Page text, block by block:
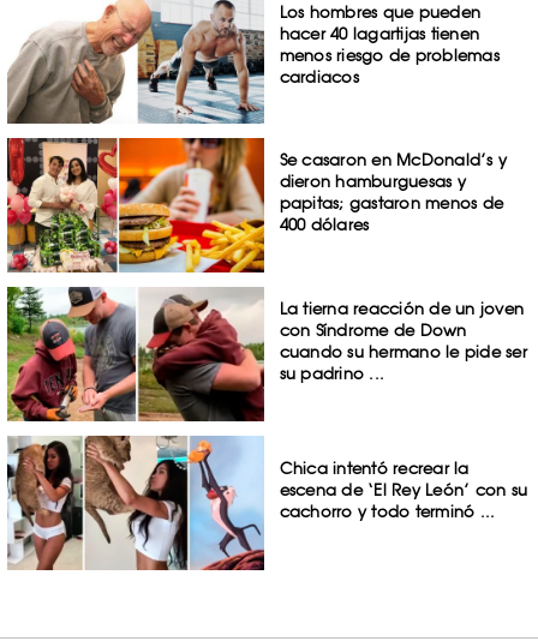
Los hombres que pueden
hacer 40 lagartijas tienen
menos riesgo de problemas
cardiacos
Se casaron en McDonald’s y
dieron hamburguesas y
papitas; gastaron menos de
400 dólares
La tierna reacción de un joven
con Síndrome de Down
cuando su hermano le pide ser
su padrino ...
Chica intentó recrear la
escena de ‘El Rey León’ con su
cachorro y todo terminó ...